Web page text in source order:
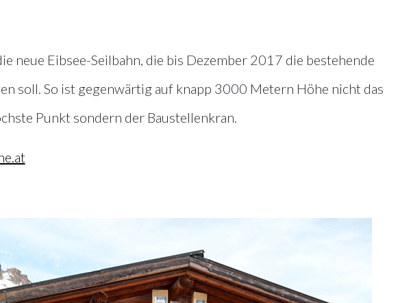
neue Eibsee-Seilbahn, die bis Dezember 2017 die bestehende
soll. So ist gegenwärtig auf knapp 3000 Metern Höhe nicht das
Punkt sondern der Baustellenkran.